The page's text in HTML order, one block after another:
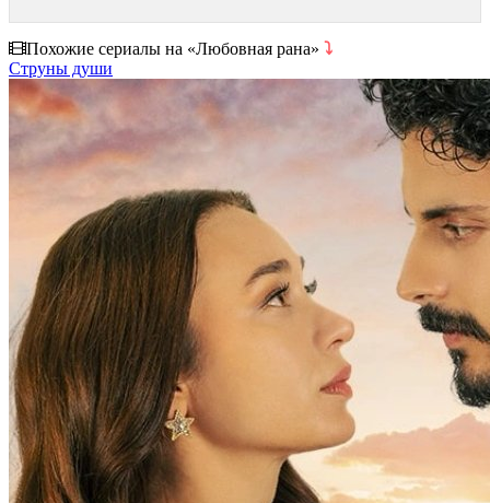
Похожие сериалы на «Любовная рана» ⤵
Струны души